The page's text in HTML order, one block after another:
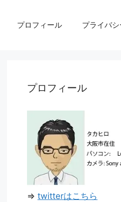
プロフィール プライバ
プロフィール
⇒ twitterはこちら